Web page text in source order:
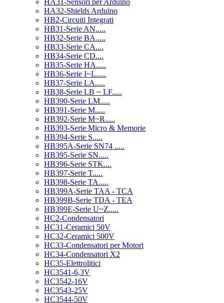
HA31-Sensori per Arduino
HA32-Shields Arduino
HB2-Circuiti Integrati
HB31-Serie AN.....
HB32-Serie BA.....
HB33-Serie CA....
HB34-Serie CD....
HB35-Serie HA.....
HB36-Serie I~L.....
HB37-Serie LA.....
HB38-Serie LB ~ LF.....
HB390-Serie LM.....
HB391-Serie M.....
HB392-Serie M~R.....
HB393-Serie Micro & Memorie
HB394-Serie S.....
HB395A-Serie SN74 .....
HB395-Serie SN.....
HB396-Serie STK....
HB397-Serie T.....
HB398-Serie TA.....
HB399A-Serie TAA - TCA
HB399B-Serie TDA - TEA
HB399E-Serie U~Z.....
HC2-Condensatori
HC31-Ceramici 50V
HC32-Ceramici 500V
HC33-Condensatori per Motori
HC34-Condensatori X2
HC35-Elettrolitici
HC3541-6,3V
HC3542-16V
HC3543-25V
HC3544-50V